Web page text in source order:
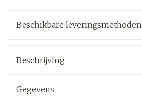
Beschikbare leveringsmethoden
Beschrijving
Gegevens